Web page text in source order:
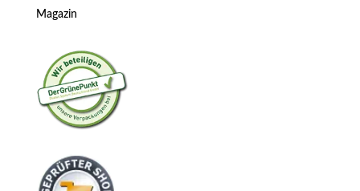
Magazin